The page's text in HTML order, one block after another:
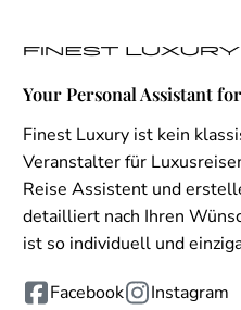
Your Personal Assistant
Finest Luxury ist kein
Veranstalter für
Reise Assistent und
detailliert nach Ihren
ist so individuell und
Facebook
Instagram